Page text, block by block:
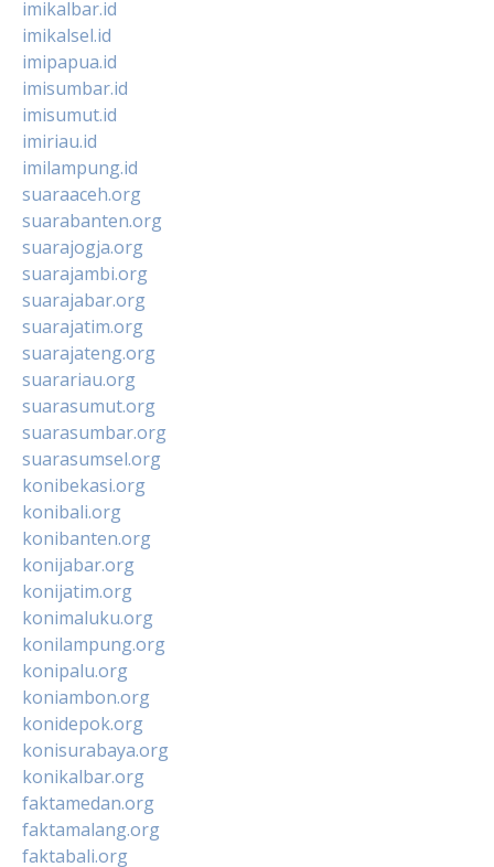
imikalbar.id
imikalsel.id
imipapua.id
imisumbar.id
imisumut.id
imiriau.id
imilampung.id
suaraaceh.org
suarabanten.org
suarajogja.org
suarajambi.org
suarajabar.org
suarajatim.org
suarajateng.org
suarariau.org
suarasumut.org
suarasumbar.org
suarasumsel.org
konibekasi.org
konibali.org
konibanten.org
konijabar.org
konijatim.org
konimaluku.org
konilampung.org
konipalu.org
koniambon.org
konidepok.org
konisurabaya.org
konikalbar.org
faktamedan.org
faktamalang.org
faktabali.org